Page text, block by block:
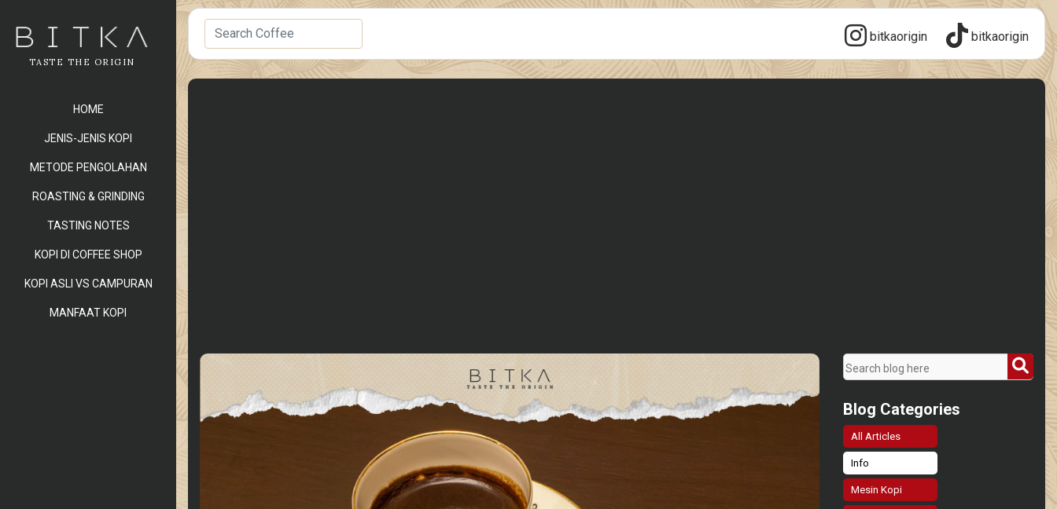
TASTE THE ORIGIN
HOME
JENIS-JENIS KOPI
METODE PENGOLAHAN
ROASTING & GRINDING
TASTING NOTES
KOPI DI COFFEE SHOP
KOPI ASLI VS CAMPURAN
MANFAAT KOPI
bitkaorigin bitkaorigin
Blog Categories
All Articles
Info
Mesin Kopi